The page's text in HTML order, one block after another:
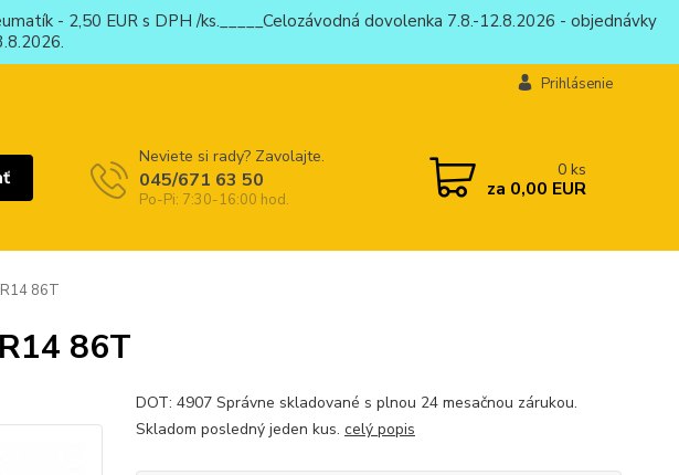
- 2,50 EUR s DPH /ks._____Celozávodná dovolenka 7.8.-12.8.2026 - objednávky
Prihlásenie
Neviete si rady? Zavolajte.
045/671 63 50
Po-Pi: 7:30-16:00 hod.
0 ks
za 0,00 EUR
86T
86T
DOT: 4907 Správne skladované s plnou 24 mesačnou zárukou.
Skladom posledný jeden kus. celý popis